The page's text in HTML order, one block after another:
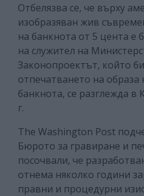
Отбелязва се, че върху
изобразяван жив
на банкнота от 5 цента е
на служител на
Законопроектът, който
отпечатването на
банкнота, се разглежда
г.
The Washington Post
Бюрото за гравиране и
посочвали, че
отнема няколко години
правни и процедурни